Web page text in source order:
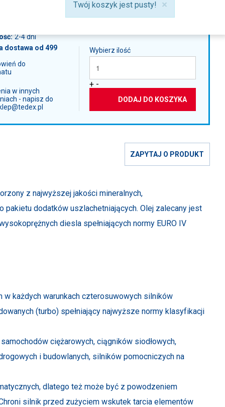
info:
Twój koszyk jest pusty! ×
2-4 dni
dostawa od 499
do
w innych
- napisz do
Wybierz ilość
+ -
DODAJ DO KOSZYKA
ZAPYTAJ O PRODUKT
z najwyższej jakości mineralnych,
dodatków uszlachetniających. Olej zalecany jest
diesla spełniających normy EURO IV
w każdych warunkach czterosuwowych silników
(turbo) spełniający najwyższe normy klasyfikacji
ciężarowych, ciągników siodłowych,
i budowlanych, silników pomocniczych na
dlatego też może być z powodzeniem
silnik przed zużyciem wskutek tarcia elementów